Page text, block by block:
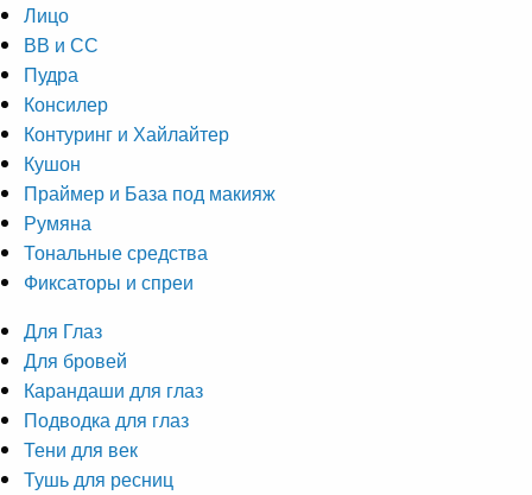
Лицо
ВВ и СС
Пудра
Консилер
Контуринг и Хайлайтер
Кушон
Праймер и База под макияж
Румяна
Тональные средства
Фиксаторы и спреи
Для Глаз
Для бровей
Карандаши для глаз
Подводка для глаз
Тени для век
Тушь для ресниц